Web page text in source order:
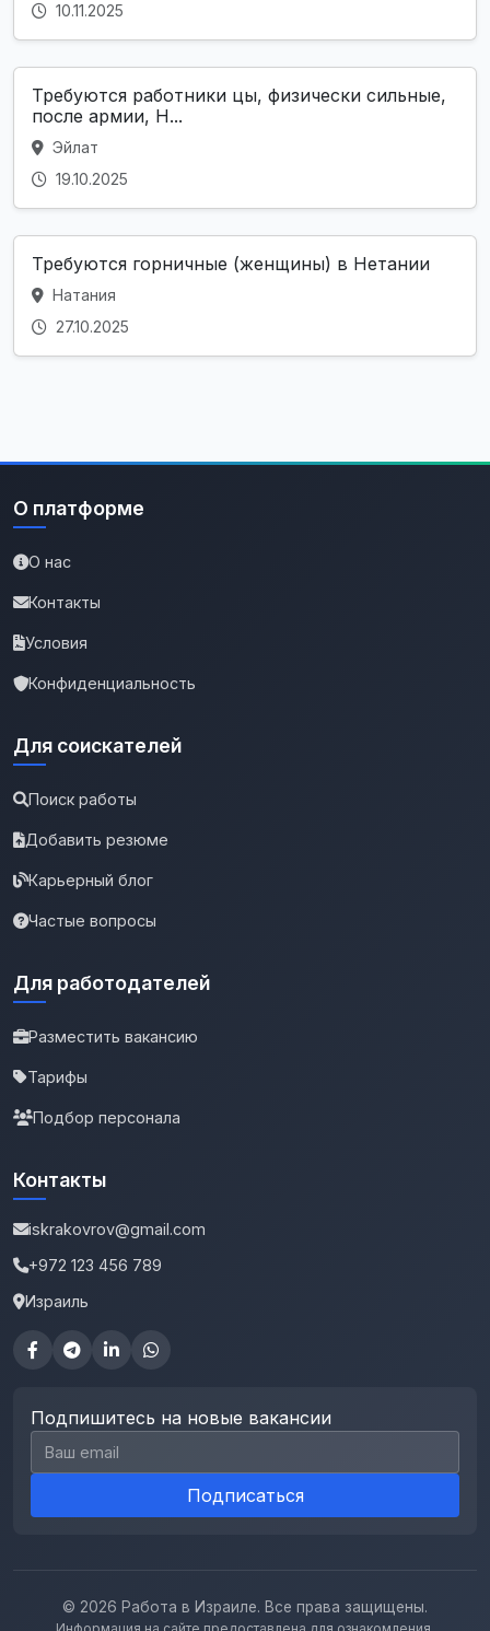
10.11.2025
Требуются работники цы, физически сильные,
после армии, Н...
Эйлат
19.10.2025
Требуются горничные (женщины) в Нетании
Натания
27.10.2025
О платформе
О нас
Контакты
Условия
Конфиденциальность
Для соискателей
Поиск работы
Добавить резюме
Карьерный блог
Частые вопросы
Для работодателей
Разместить вакансию
Тарифы
Подбор персонала
Контакты
iskrakovrov@gmail.com
+972 123 456 789
Израиль
Подпишитесь на новые вакансии
Email для подписки
Подписаться
© 2026 Работа в Израиле. Все права защищены.